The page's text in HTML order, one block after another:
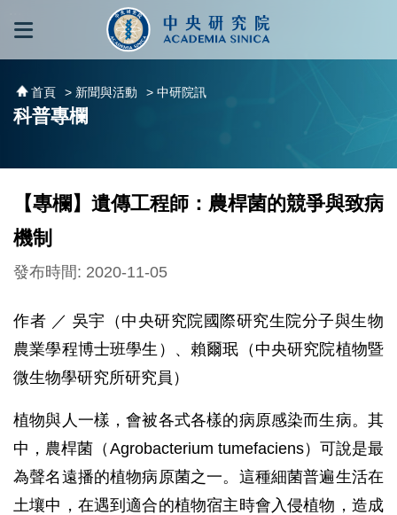
跳到主要內容區塊
首頁 > 新聞與活動 > 中研院訊
科普專欄
【專欄】遺傳工程師：農桿菌的競爭與致病
機制
發布時間: 2020-11-05
作者 ／ 吳宇（中央研究院國際研究生院分子與生物
農業學程博士班學生）、賴爾珉（中央研究院植物暨
微生物學研究所研究員）
植物與人一樣，會被各式各樣的病原感染而生病。其
中，農桿菌（Agrobacterium tumefaciens）可說是最
為聲名遠播的植物病原菌之一。這種細菌普遍生活在
土壤中，在遇到適合的植物宿主時會入侵植物，造成